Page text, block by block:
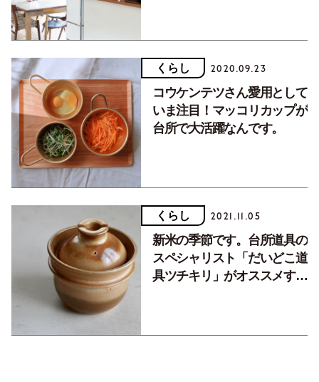
くらし 2020.09.23
コウケンテツさん愛用として
いま注目！マッコリカップが
台所で大活躍なんです。
くらし 2021.11.05
新米の季節です。台所道具の
スペシャリスト「だいどこ道
具ツチキリ」がオススメする